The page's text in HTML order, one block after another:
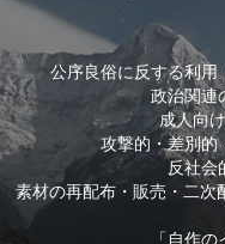
公序良俗に反する利用
政治関連
成人向
攻撃的・差別的
反社会
素材の再配布・販売・二次
「自作